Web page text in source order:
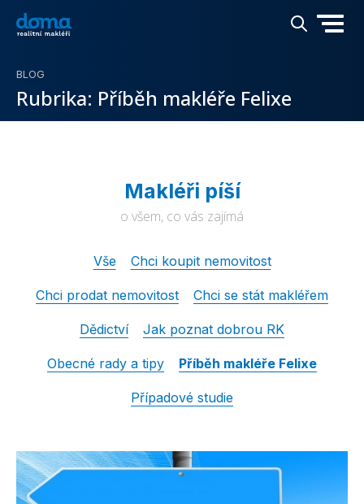
BLOG
Rubrika: Příběh makléře Felixe
Makléři píší
o všem, co vás zajímá
Vše Chci koupit nemovitost
Chci prodat nemovitost Chci se stát makléřem
Dědictví Jak poznat dobrou RK
Obecné rady a tipy Příběh makléře Felixe
Případové studie